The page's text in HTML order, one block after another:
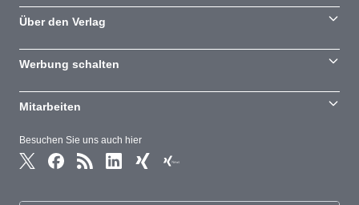
Besuchen Sie uns auch hier
Über den Verlag
Werbung schalten
Mitarbeiten